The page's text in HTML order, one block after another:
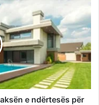
e ndërtesës për